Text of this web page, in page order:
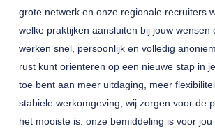
grote netwerk en onze regionale recruiters
welke praktijken aansluiten bij jouw wensen
werken snel, persoonlijk en volledig
rust kunt oriënteren op een nieuwe stap in
toe bent aan meer uitdaging, meer
stabiele werkomgeving, wij zorgen voor de
het mooiste is: onze bemiddeling is voor jou